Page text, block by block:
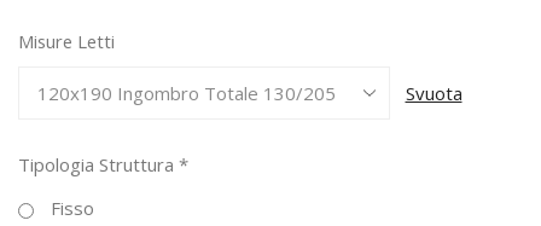
Misure Letti
Svuota
Tipologia Struttura *
Fisso